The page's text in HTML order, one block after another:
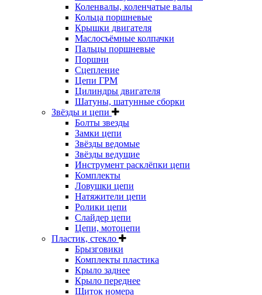
Коленвалы, коленчатые валы
Кольца поршневые
Крышки двигателя
Маслосъёмные колпачки
Пальцы поршневые
Поршни
Сцепление
Цепи ГРМ
Цилиндры двигателя
Шатуны, шатунные сборки
Звёзды и цепи
Болты звезды
Замки цепи
Звёзды ведомые
Звёзды ведущие
Инструмент расклёпки цепи
Комплекты
Ловушки цепи
Натяжители цепи
Ролики цепи
Слайдер цепи
Цепи, мотоцепи
Пластик, стекло
Брызговики
Комплекты пластика
Крыло заднее
Крыло переднее
Щиток номера